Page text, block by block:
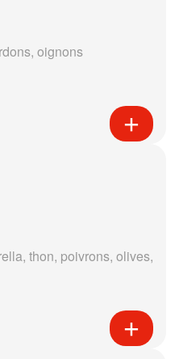
oignons
thon, poivrons, olives,